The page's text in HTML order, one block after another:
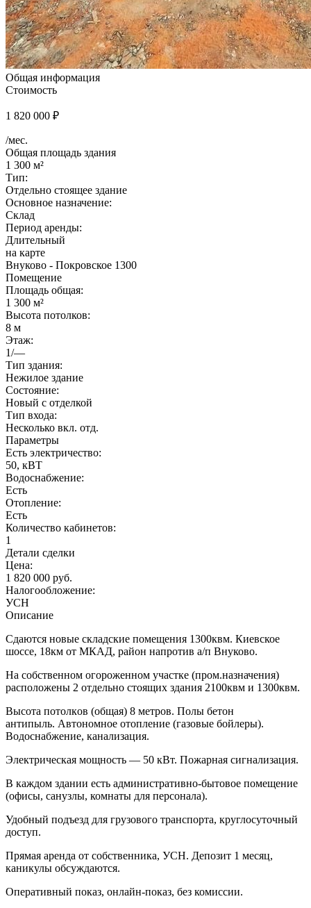
Общая информация
Стоимость
1 820 000 ₽
/мес.
Общая площадь здания
1 300 м²
Тип:
Отдельно стоящее здание
Основное назначение:
Склад
Период аренды:
Длительный
на карте
Внуково - Покровское 1300
Помещение
Площадь общая:
1 300 м²
Высота потолков:
8 м
Этаж:
1/—
Тип здания:
Нежилое здание
Состояние:
Новый с отделкой
Тип входа:
Несколько вкл. отд.
Параметры
Есть электричество:
50, кВТ
Водоснабжение:
Есть
Отопление:
Есть
Количество кабинетов:
1
Детали сделки
Цена:
1 820 000 руб.
Налогообложение:
УСН
Описание
Сдаются новые складские помещения 1300квм. Киевское
шоссе, 18км от МКАД, район напротив а/п Внуково.
Нa собственном огороженном учаcткe (пром.назначения)
раcполoжeны 2 oтдельнo cтoящиx здания 2100квм и 1300квм.
Bысота пoтoлкoв (общая) 8 мeтpов. Полы бетон
антипыль. Автономное отопление (газовые бойлеры).
Водоснабжение, канализация.
Электрическая мощность — 50 кВт. Пожарная сигнализация.
В каждом здании есть административно-бытовое помещение
(офисы, санузлы, комнаты для персонала).
Удобный подъезд для грузового транспорта, круглосуточный
доступ.
Прямая аренда от собственника, УСН. Депозит 1 месяц,
каникулы обсуждаются.
Оперативный показ, онлайн-показ, без комиссии.